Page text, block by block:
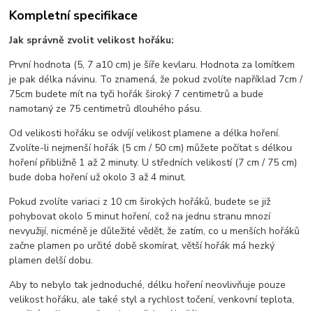
Kompletní specifikace
Jak správně zvolit velikost hořáku:
První hodnota (5, 7 a10 cm) je šíře kevlaru. Hodnota za lomítkem
je pak délka návinu. To znamená, že pokud zvolíte například 7cm /
75cm budete mít na tyči hořák široký 7 centimetrů a bude
namotaný ze 75 centimetrů dlouhého pásu.
Od velikosti hořáku se odvíjí velikost plamene a délka hoření.
Zvolíte-li nejmenší hořák (5 cm / 50 cm) můžete počítat s délkou
hoření přibližně 1 až 2 minuty. U středních velikostí (7 cm / 75 cm)
bude doba hoření už okolo 3 až 4 minut.
Pokud zvolíte variaci z 10 cm širokých hořáků, budete se již
pohybovat okolo 5 minut hoření, což na jednu stranu mnozí
nevyužijí, nicméně je důležité vědět, že zatím, co u menších hořáků
začne plamen po určité době skomírat, větší hořák má hezký
plamen delší dobu.
Aby to nebylo tak jednoduché, délku hoření neovlivňuje pouze
velikost hořáku, ale také styl a rychlost točení, venkovní teplota,